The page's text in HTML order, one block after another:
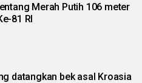
Merah Putih 106 meter
81 RI
datangkan bek asal Kroasia